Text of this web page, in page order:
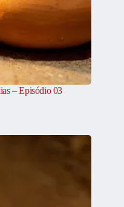
– Episódio 03